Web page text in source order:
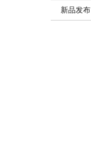
新品发布